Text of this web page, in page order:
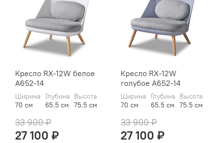
Кресло RX-12W белое
A652-14
Ширина
70 см
Глубина
65.5 см
Высота
75.5 см
33 900 ₽
27 100 ₽
Кресло RX-12W
голубое A652-14
Ширина
70 см
Глубина
65.5 см
Высота
75.5 см
33 900 ₽
27 100 ₽